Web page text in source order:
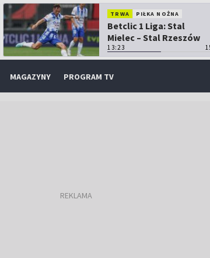
TRWA PIŁKA NOŻNA
Betclic 1 Liga: Stal
Mielec – Stal Rzeszów
13:23
MAGAZYNY PROGRAM TV